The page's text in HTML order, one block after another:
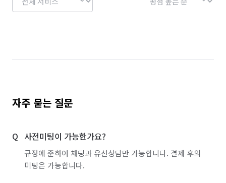
자주 묻는 질문
사전미팅이 가능한가요?
규정에 준하여 채팅과 유선상담만 가능합니다. 결제 후의
미팅은 가능합니다.